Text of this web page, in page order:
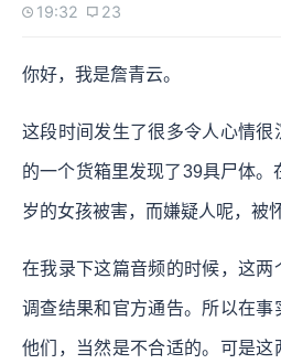
19:32 23
你好，我是詹青云。
这段时间发生了很多令人心情很
的一个货箱里发现了39具尸体
岁的女孩被害，而嫌疑人呢，被
在我录下这篇音频的时候，这两
调查结果和官方通告。所以在
他们，当然是不合适的。可是